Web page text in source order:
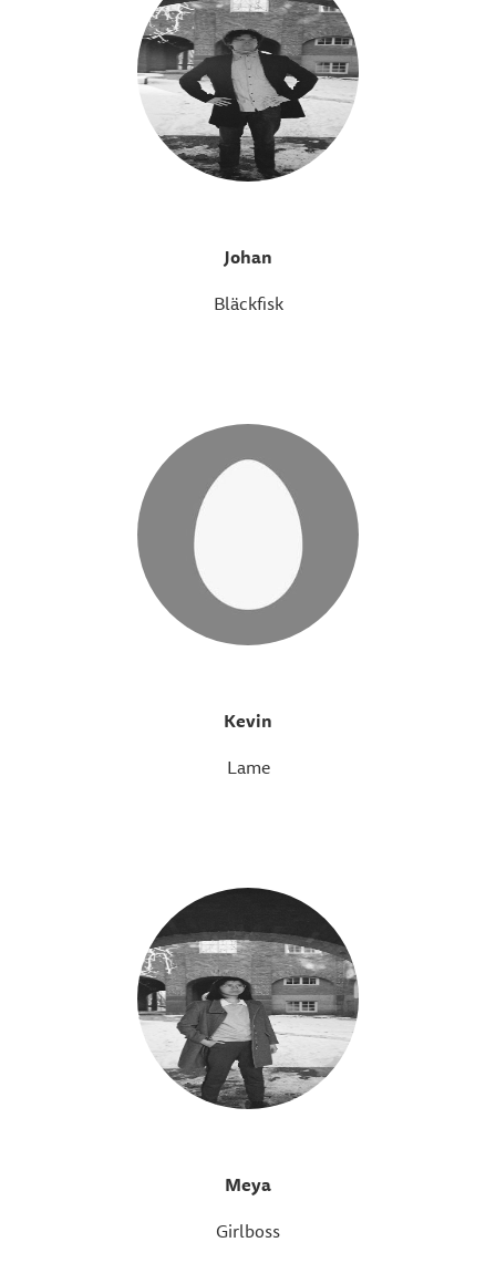
Johan
Bläckfisk
Kevin
Lame
Meya
Girlboss